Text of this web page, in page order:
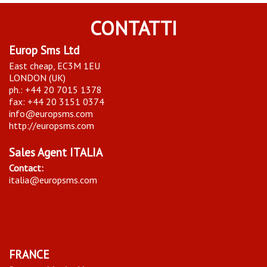
CONTATTI
Europ Sms Ltd
East cheap, EC3M 1EU
LONDON (UK)
ph.: +44 20 7015 1378
fax: +44 20 3151 0374
info@europsms.com
http://europsms.com
Sales Agent ITALIA
Contact:
italia@europsms.com
FRANCE